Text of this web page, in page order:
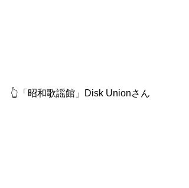
👆「昭和歌謡館」Disk Unionさん